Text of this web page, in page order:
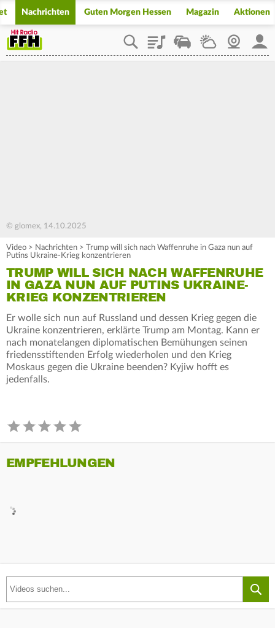
Nachrichten Guten Morgen Hessen Magazin Aktionen
PlaylistStaupilotWetterWebcam
© glomex, 14.10.2025
Video > Nachrichten > Trump will sich nach Waffenruhe in Gaza nun auf
Putins Ukraine-Krieg konzentrieren
TRUMP WILL SICH NACH WAFFENRUHE
IN GAZA NUN AUF PUTINS UKRAINE-
KRIEG KONZENTRIEREN
Er wolle sich nun auf Russland und dessen Krieg gegen die
Ukraine konzentrieren, erklärte Trump am Montag. Kann er
nach monatelangen diplomatischen Bemühungen seinen
friedensstiftenden Erfolg wiederholen und den Krieg
Moskaus gegen die Ukraine beenden? Kyjiw hofft es
jedenfalls.
EMPFEHLUNGEN